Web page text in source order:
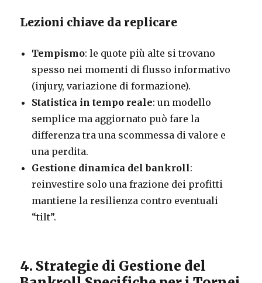
Lezioni chiave da replicare
Tempismo: le quote più alte si trovano
spesso nei momenti di flusso informativo
(injury, variazione di formazione).
Statistica in tempo reale: un modello
semplice ma aggiornato può fare la
differenza tra una scommessa di valore e
una perdita.
Gestione dinamica del bankroll:
reinvestire solo una frazione dei profitti
mantiene la resilienza contro eventuali
“tilt”.
4. Strategie di Gestione del